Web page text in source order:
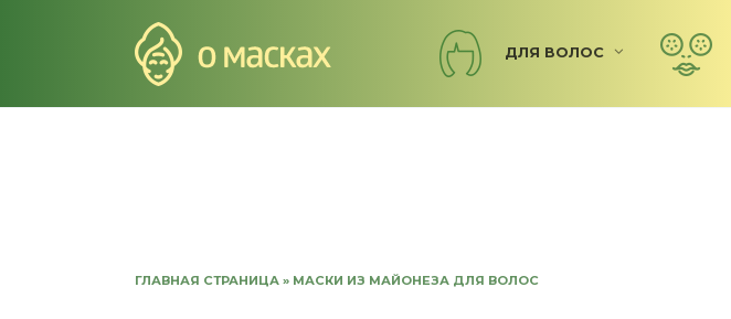
ДЛЯ ВОЛОС
ГЛАВНАЯ СТРАНИЦА » МАСКИ ИЗ МАЙОНЕЗА ДЛЯ ВОЛОС